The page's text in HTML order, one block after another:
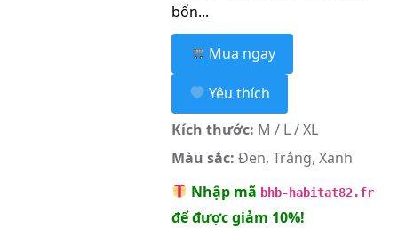
bốn...
Mua ngay
Yêu thích
Kích thước: M / L / XL
Màu sắc: Đen, Trắng, Xanh
Nhập mã bhb-habitat82.fr
để được giảm 10%!